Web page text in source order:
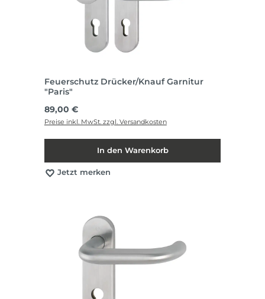
Feuerschutz Drücker/Knauf Garnitur
"Paris"
Regulärer Preis:
89,00 €
Preise inkl. MwSt. zzgl. Versandkosten
In den Warenkorb
Jetzt merken